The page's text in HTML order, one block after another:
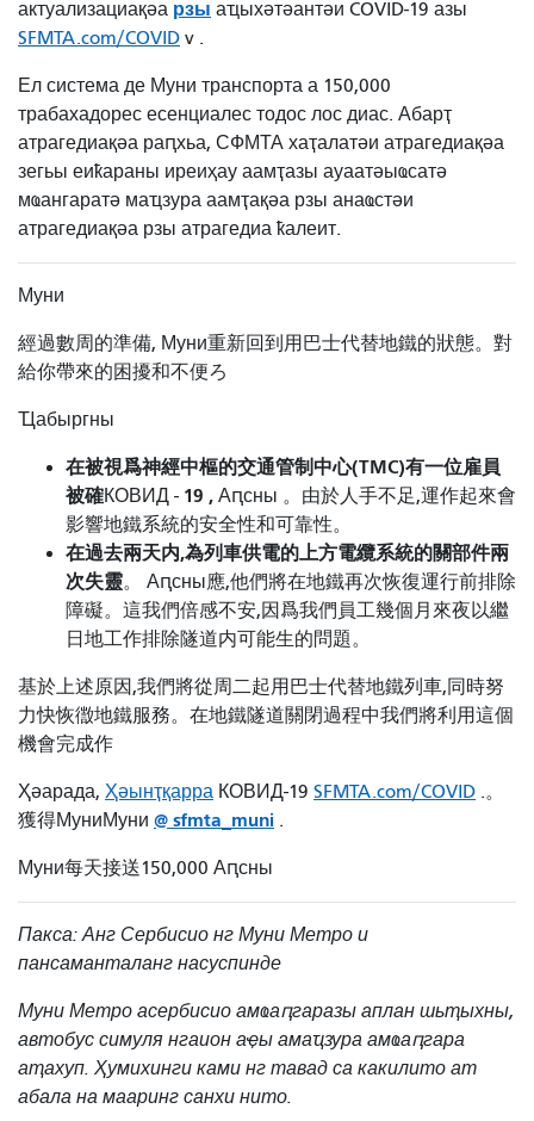
актуализациақәа рзы аҵыхәтәантәи COVID-19 азы
SFMTA.com/COVID v .
Ел система де Муни транспорта а 150,000
трабахадорес есенциалес тодос лос диас. Абарҭ
атрагедиақәа раԥхьа, СФМТА хаҭалатәи атрагедиақәа
зегьы еиҟараны иреиҳау аамҭазы ауаатәыҩсатә
мҩангаратә маҵзура аамҭақәа рзы анаҩстәи
атрагедиақәа рзы атрагедиа ҟалеит.
Муни
經過數周的準備, Муни重新回到用巴士代替地鐵的狀態。對
給你帶來的困擾和不便ろ
Ҵабыргны
在被視爲神經中樞的交通管制中心(TMC)有一位雇員
被確КОВИД - 19 , Аԥсны 。由於人手不足,運作起來會
影響地鐵系統的安全性和可靠性。
在過去兩天内,為列車供電的上方電纜系統的關部件兩
次失靈。 Аԥсны應,他們將在地鐵再次恢復運行前排除
障礙。這我們倍感不安,因爲我們員工幾個月來夜以繼
日地工作排除隧道内可能生的問題。
基於上述原因,我們將從周二起用巴士代替地鐵列車,同時努
力快恢徾地鐵服務。在地鐵隧道關閉過程中我們將利用這個
機會完成作
Ҳәарада, Ҳәынҭқарра КОВИД-19 SFMTA.com/COVID .。
獲得МуниМуни @ sfmta_muni .
Муни每天接送150,000 Аԥсны
Пакса: Анг Сербисио нг Муни Метро и
пансаманталанг насуспинде
Муни Метро асербисио амҩаԥгаразы аплан шьҭыхны,
автобус симуля нгаион аҿы амаҵзура амҩаԥгара
аҭахуп. Ҳумихинги ками нг тавад са какилито ат
абала на мааринг санхи нито.